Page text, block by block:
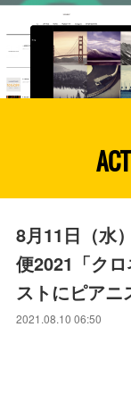
8月11日（水
便2021「ク
ストにピアニ
2021.08.10 06:50